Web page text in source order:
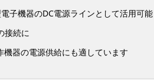
子機器のDC電源ラインとして活用可能
接続に
器の電源供給にも適しています